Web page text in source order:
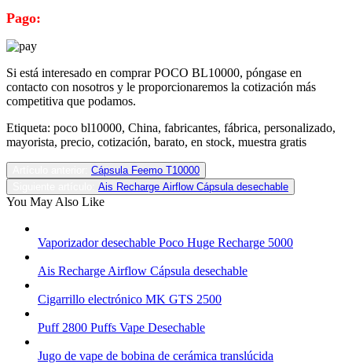
Pago:
Si está interesado en comprar POCO BL10000, póngase en
contacto con nosotros y le proporcionaremos la cotización más
competitiva que podamos.
Etiqueta: poco bl10000, China, fabricantes, fábrica, personalizado,
mayorista, precio, cotización, barato, en stock, muestra gratis
Cápsula Feemo T10000
Ais Recharge Airflow Cápsula desechable
You May Also Like
Vaporizador desechable Poco Huge Recharge 5000
Ais Recharge Airflow Cápsula desechable
Cigarrillo electrónico MK GTS 2500
Puff 2800 Puffs Vape Desechable
Jugo de vape de bobina de cerámica translúcida